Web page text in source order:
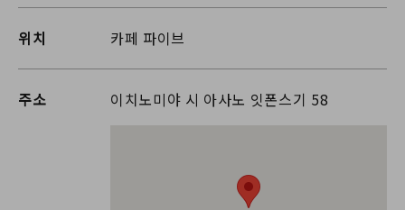
위치 카페 파이브
주소 이치노미야 시 아사노 잇폰스기 58